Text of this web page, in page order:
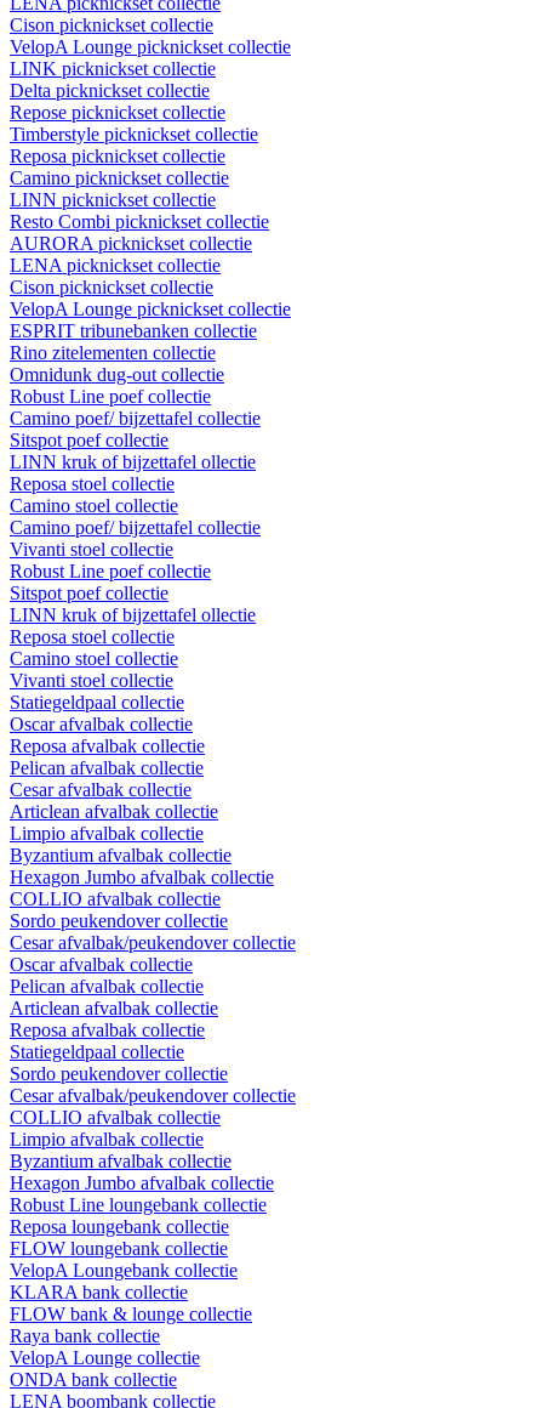
Cison picknickset collectie
VelopA Lounge picknickset collectie
LINK picknickset collectie
Delta picknickset collectie
Repose picknickset collectie
Timberstyle picknickset collectie
Reposa picknickset collectie
Camino picknickset collectie
LINN picknickset collectie
Resto Combi picknickset collectie
AURORA picknickset collectie
LENA picknickset collectie
Cison picknickset collectie
VelopA Lounge picknickset collectie
ESPRIT tribunebanken collectie
Rino zitelementen collectie
Omnidunk dug-out collectie
Robust Line poef collectie
Camino poef/ bijzettafel collectie
Sitspot poef collectie
LINN kruk of bijzettafel ollectie
Reposa stoel collectie
Camino stoel collectie
Camino poef/ bijzettafel collectie
Vivanti stoel collectie
Robust Line poef collectie
Sitspot poef collectie
LINN kruk of bijzettafel ollectie
Reposa stoel collectie
Camino stoel collectie
Vivanti stoel collectie
Statiegeldpaal collectie
Oscar afvalbak collectie
Reposa afvalbak collectie
Pelican afvalbak collectie
Cesar afvalbak collectie
Articlean afvalbak collectie
Limpio afvalbak collectie
Byzantium afvalbak collectie
Hexagon Jumbo afvalbak collectie
COLLIO afvalbak collectie
Sordo peukendover collectie
Cesar afvalbak/peukendover collectie
Oscar afvalbak collectie
Pelican afvalbak collectie
Articlean afvalbak collectie
Reposa afvalbak collectie
Statiegeldpaal collectie
Sordo peukendover collectie
Cesar afvalbak/peukendover collectie
COLLIO afvalbak collectie
Limpio afvalbak collectie
Byzantium afvalbak collectie
Hexagon Jumbo afvalbak collectie
Robust Line loungebank collectie
Reposa loungebank collectie
FLOW loungebank collectie
VelopA Loungebank collectie
KLARA bank collectie
FLOW bank & lounge collectie
Raya bank collectie
VelopA Lounge collectie
ONDA bank collectie
LENA boombank collectie